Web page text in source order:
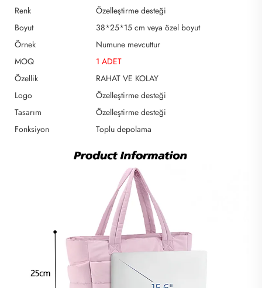
Renk
Özelleştirme desteği
Boyut
38*25*15 cm veya özel boyut
Örnek
Numune mevcuttur
MOQ
1 ADET
Özellik
RAHAT VE KOLAY
Logo
Özelleştirme desteği
Tasarım
Özelleştirme desteği
Fonksiyon
Toplu depolama